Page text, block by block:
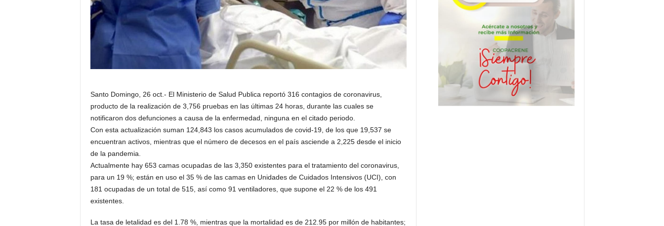
Santo Domingo, 26 oct.- El Ministerio de Salud Publica reportó 316 contagios de coronavirus,
producto de la realización de 3,756 pruebas en las últimas 24 horas, durante las cuales se
notificaron dos defunciones a causa de la enfermedad, ninguna en el citado periodo.
Con esta actualización suman 124,843 los casos acumulados de covid-19, de los que 19,537 se
encuentran activos, mientras que el número de decesos en el país asciende a 2,225 desde el inicio
de la pandemia.
Actualmente hay 653 camas ocupadas de las 3,350 existentes para el tratamiento del coronavirus,
para un 19 %; están en uso el 35 % de las camas en Unidades de Cuidados Intensivos (UCI), con
181 ocupadas de un total de 515, así como 91 ventiladores, que supone el 22 % de los 491
existentes.
La tasa de letalidad es del 1.78 %, mientras que la mortalidad es de 212.95 por millón de habitantes;